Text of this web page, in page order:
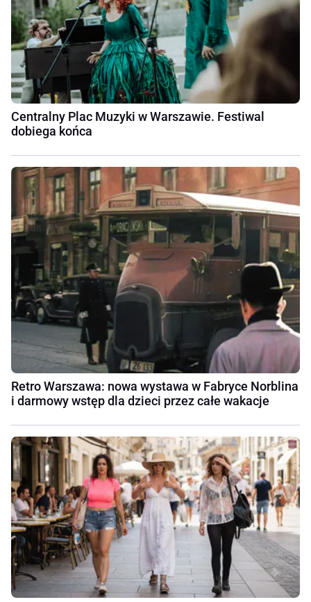
Centralny Plac Muzyki w Warszawie. Festiwal
dobiega końca
Retro Warszawa: nowa wystawa w Fabryce Norblina
i darmowy wstęp dla dzieci przez całe wakacje